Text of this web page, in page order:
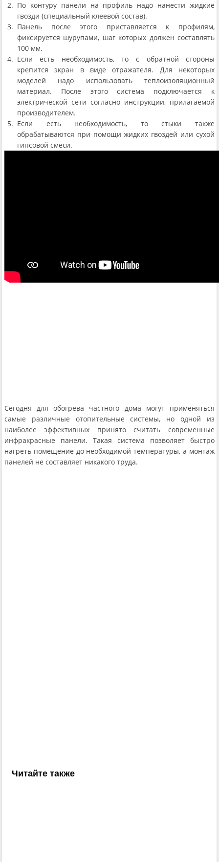
По контуру панели на профиль надо нанести жидкие
гвозди (специальный клеевой состав).
Панель после этого приставляется к профилям,
фиксируется шурупами, шаг которых должен составлять
100 мм.
Если есть необходимость, то с обратной стороны
крепится экран в виде отражателя. Для некоторых
моделей надо использовать теплоизоляционный
материал. После этого система подключается к
электрической сети согласно инструкции, прилагаемой
производителем.
Если есть необходимость, то стыки также
обрабатываются при помощи жидких гвоздей или сухой
гипсовой смеси.
Сегодня для обогрева частного дома могут применяться
самые различные отопительные системы, но одной из
наиболее эффективных принято считать современные
инфракрасные панели. Такая система позволяет быстро
нагреть помещение до необходимой температуры, а монтаж
панелей не составляет никакого труда.
Читайте также